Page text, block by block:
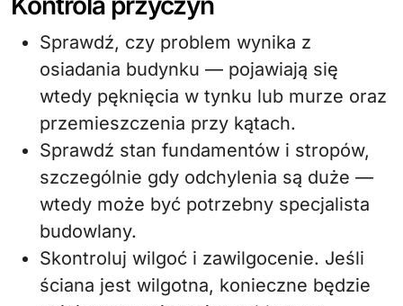
Sprawdź, czy problem wynika z
osiadania budynku — pojawiają się
wtedy pęknięcia w tynku lub murze oraz
przemieszczenia przy kątach.
Sprawdź stan fundamentów i stropów,
szczególnie gdy odchylenia są duże —
wtedy może być potrzebny specjalista
budowlany.
Skontroluj wilgoć i zawilgocenie. Jeśli
ściana jest wilgotna, konieczne będzie